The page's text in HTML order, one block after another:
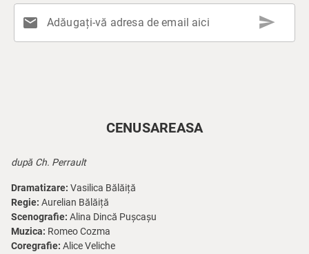
mail Adăugați-vă adresa de email aici send
CENUSAREASA
după Ch. Perrault
Dramatizare: Vasilica Bălăiță
Regie: Aurelian Bălăiță
Scenografie: Alina Dincă Pușcașu
Muzica: Romeo Cozma
Coregrafie: Alice Veliche